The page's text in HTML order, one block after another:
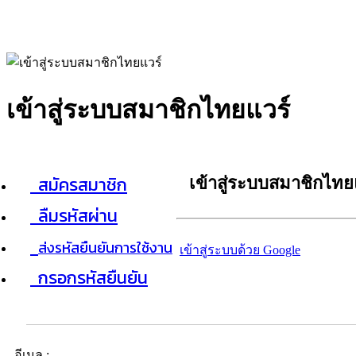
เข้าสู่ระบบสมาชิกไทยแวร์
สมัครสมาชิก
ลืมรหัสผ่าน
ส่งรหัสยืนยันการใช้งาน
กรอกรหัสยืนยัน
เข้าสู่ระบบสมาชิกไท
เข้าสู่ระบบด้วย Google